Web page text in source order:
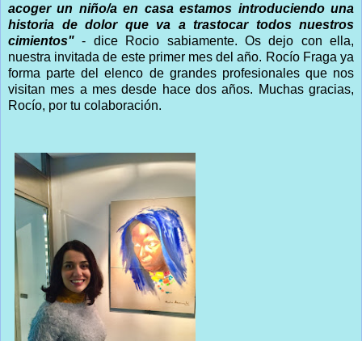
acoger un niño/a en casa estamos introduciendo una
historia de dolor que va a trastocar todos nuestros
cimientos" - dice Rocio sabiamente. Os dejo con ella,
nuestra invitada de este primer mes del año. Rocío Fraga ya
forma parte del elenco de grandes profesionales que nos
visitan mes a mes desde hace dos años. Muchas gracias,
Rocío, por tu colaboración.